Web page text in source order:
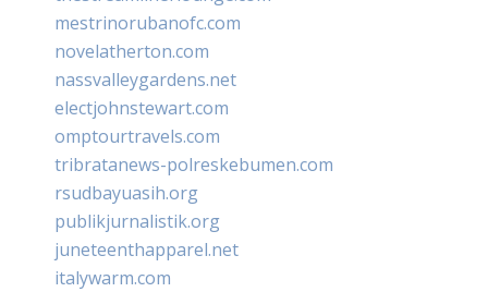
mestrinorubanofc.com
novelatherton.com
nassvalleygardens.net
electjohnstewart.com
omptourtravels.com
tribratanews-polreskebumen.com
rsudbayuasih.org
publikjurnalistik.org
juneteenthapparel.net
italywarm.com